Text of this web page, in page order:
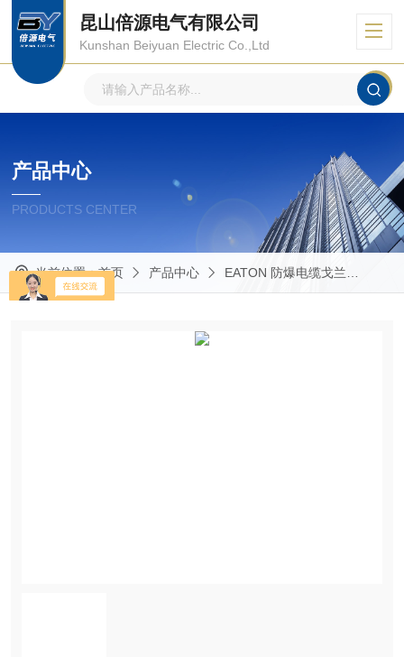
昆山倍源电气有限公司
Kunshan Beiyuan Electric Co.,Ltd
产品中心
PRODUCTS CENTER
当前位置：首页 产品中心 EATON 防爆电缆戈兰